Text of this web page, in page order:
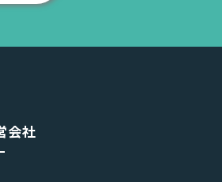
会社